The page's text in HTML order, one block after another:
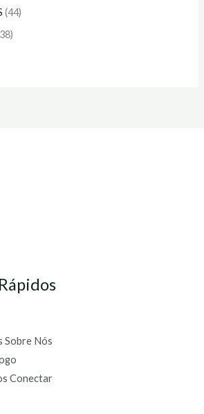
(44)
Sobre Nós
Conectar